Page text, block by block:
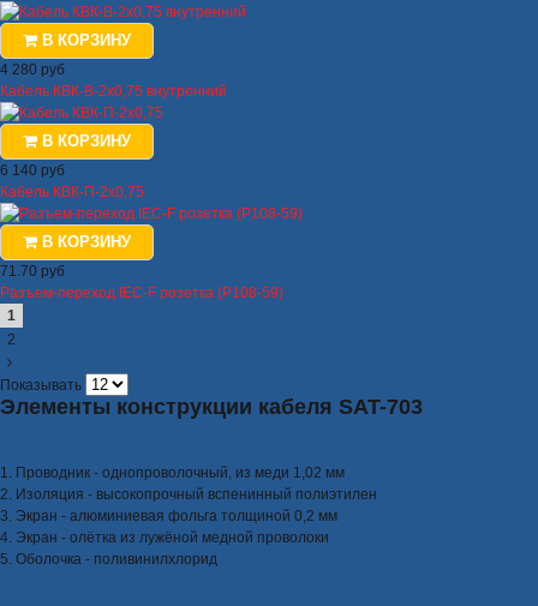
В КОРЗИНУ
4 280 руб
Кабель КВК-В-2x0,75 внутренний
В КОРЗИНУ
6 140 руб
Кабель КВК-П-2x0,75
В КОРЗИНУ
71.70 руб
Разъем-переход IEC-F розетка (P108-59)
1
2
Показывать
Элементы конструкции кабеля SAT-703
1. Проводник - однопроволочный, из меди 1,02 мм
2. Изоляция - высокопрочный вспенинный полиэтилен
3. Экран - алюминиевая фольга толщиной 0,2 мм
4. Экран - олётка из лужёной медной проволоки
5. Оболочка - поливинилхлорид